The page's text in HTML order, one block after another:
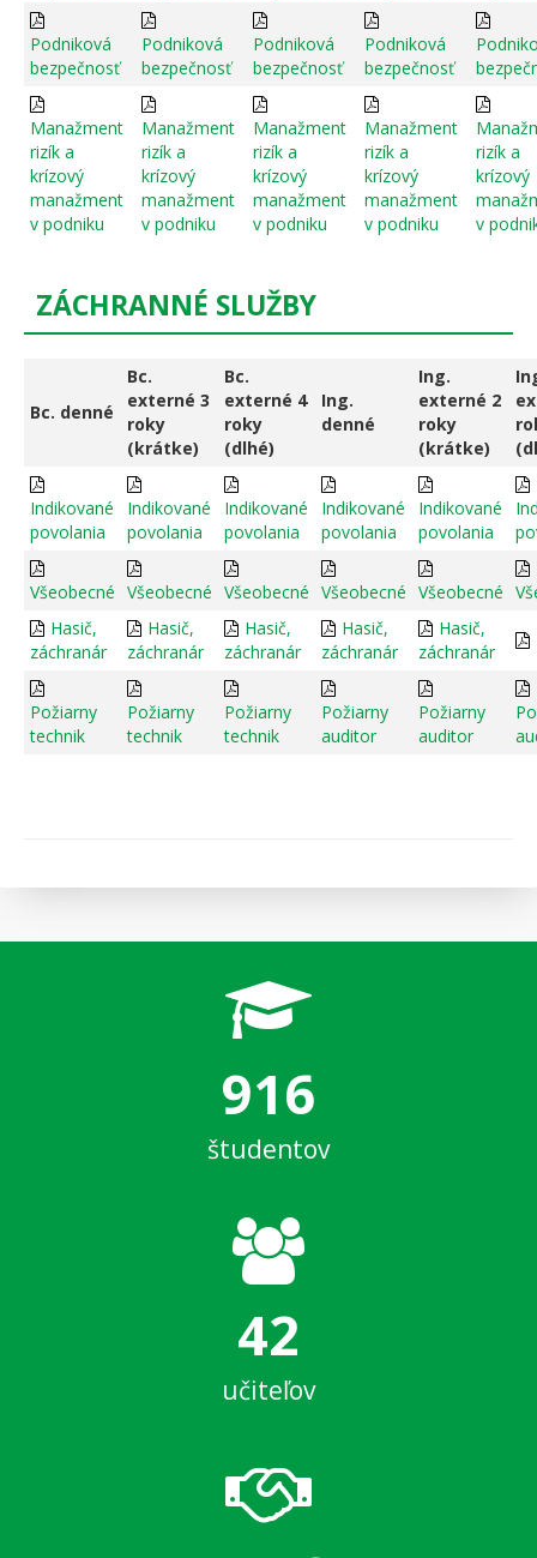
Podniková
bezpečnosť
Podniková
bezpečnosť
Podniková
bezpečnosť
Podniková
bezpečnosť
Manažment
rizík a
krízový
manažment
v podniku
Manažment
rizík a
krízový
manažment
v podniku
Manažment
rizík a
krízový
manažment
v podniku
Manažment
rizík a
krízový
manažment
v podniku
rizík a
krízový
v
ZÁCHRANNÉ SLUŽBY
Bc. denné
Bc.
externé 3
roky
(krátke)
Bc.
externé 4
roky
(dlhé)
Ing.
denné
Ing.
externé 2
roky
(krátke)
Indikované
povolania
Indikované
povolania
Indikované
povolania
Indikované
povolania
Indikované
povolania
Všeobecné Všeobecné Všeobecné Všeobecné Všeobecné
Hasič,
záchranár
Hasič,
záchranár
Hasič,
záchranár
Hasič,
záchranár
Hasič,
záchranár
Požiarny
technik
Požiarny
technik
Požiarny
technik
Požiarny
auditor
Požiarny
auditor
916
študentov
42
učiteľov